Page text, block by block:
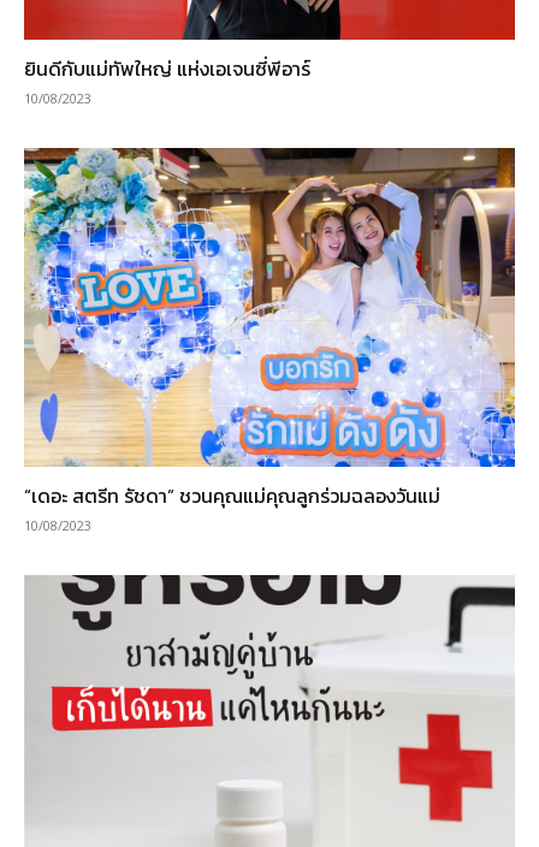
ยินดีกับแม่ทัพใหญ่ แห่งเอเจนซี่พีอาร์
10/08/2023
“เดอะ สตรีท รัชดา” ชวนคุณแม่คุณลูกร่วมฉลองวันแม่
10/08/2023